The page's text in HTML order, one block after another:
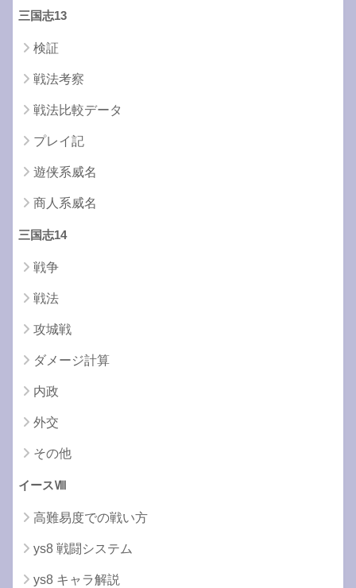
三国志13
検証
戦法考察
戦法比較データ
プレイ記
遊侠系威名
商人系威名
三国志14
戦争
戦法
攻城戦
ダメージ計算
内政
外交
その他
イースⅧ
高難易度での戦い方
ys8 戦闘システム
ys8 キャラ解説